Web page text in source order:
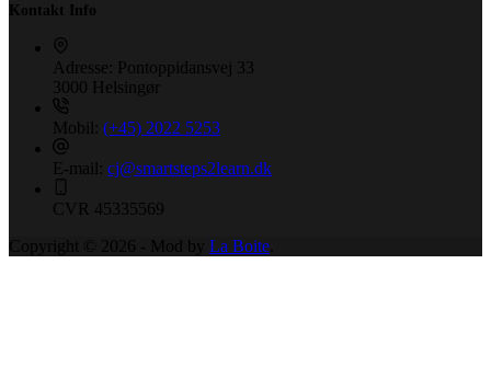
Kontakt Info
Adresse: Pontoppidansvej 33
3000 Helsingør
Mobil: (+45) 2022 5253
E-mail: cj@smartsteps2learn.dk
CVR 45335569
Copyright © 2026 - Mod by La Boite